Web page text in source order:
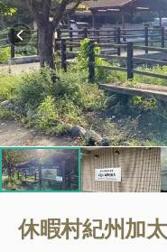
休暇村紀州加